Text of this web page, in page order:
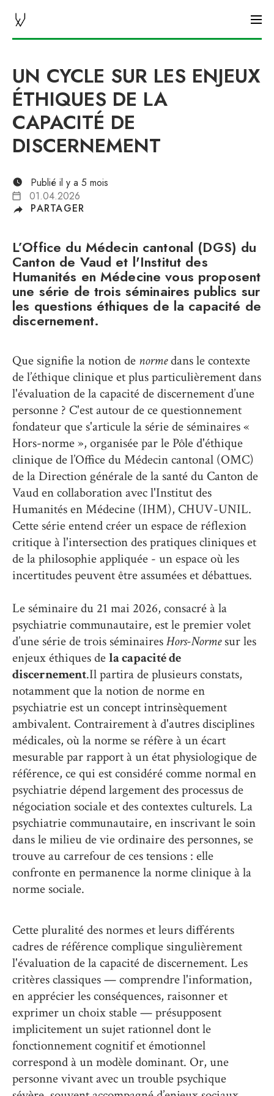
CHUV NEWS
UN CYCLE SUR LES ENJEUX
ÉTHIQUES DE LA
CAPACITÉ DE
DISCERNEMENT
Publié il y a 5 mois
01.04.2026
PARTAGER
L’Office du Médecin cantonal (DGS) du
Canton de Vaud et l'Institut des
Humanités en Médecine vous proposent
une série de trois séminaires publics sur
les questions éthiques de la capacité de
discernement.
Que signifie la notion de normedans le contexte
de l’éthique clinique et plus particulièrement dans
l'évaluation de la capacité de discernement d’une
personne ? C'est autour de ce questionnement
fondateur que s'articule la série de séminaires «
Hors-norme », organisée par le Pôle d'éthique
clinique de l’Office du Médecin cantonal (OMC)
de la Direction générale de la santé du Canton de
Vaud en collaboration avec l'Institut des
Humanités en Médecine (IHM), CHUV-UNIL.
Cette série entend créer un espace de réflexion
critique à l'intersection des pratiques cliniques et
de la philosophie appliquée - un espace où les
incertitudes peuvent être assumées et débattues.
Le séminaire du 21 mai 2026, consacré à la
psychiatrie communautaire, est le premier volet
d’une série de trois séminairesHors-Normesur les
enjeux éthiques dela capacité de
discernement.Il partira de plusieurs constats,
notamment que la notion de norme en
psychiatrie est un concept intrinsèquement
ambivalent. Contrairement à d'autres disciplines
médicales, où la norme se réfère à un écart
mesurable par rapport à un état physiologique de
référence, ce qui est considéré comme normal en
psychiatrie dépend largement des processus de
négociation sociale et des contextes culturels. La
psychiatrie communautaire, en inscrivant le soin
dans le milieu de vie ordinaire des personnes, se
trouve au carrefour de ces tensions : elle
confronte en permanence la norme clinique à la
norme sociale.
Cette pluralité des normes et leurs différents
cadres de référence complique singulièrement
l'évaluation de la capacité de discernement. Les
critères classiques — comprendre l'information,
en apprécier les conséquences, raisonner et
exprimer un choix stable — présupposent
implicitement un sujet rationnel dont le
fonctionnement cognitif et émotionnel
correspond à un modèle dominant. Or, une
personne vivant avec un trouble psychique